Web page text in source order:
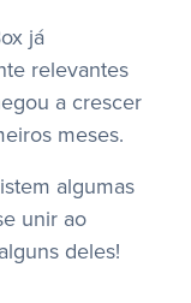
já
relevantes
a crescer
meses.
algumas
unir ao
deles!